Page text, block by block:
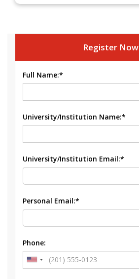
Register Now
Full Name:*
University/Institution Name:*
University/Institution Email:*
Personal Email:*
Phone: